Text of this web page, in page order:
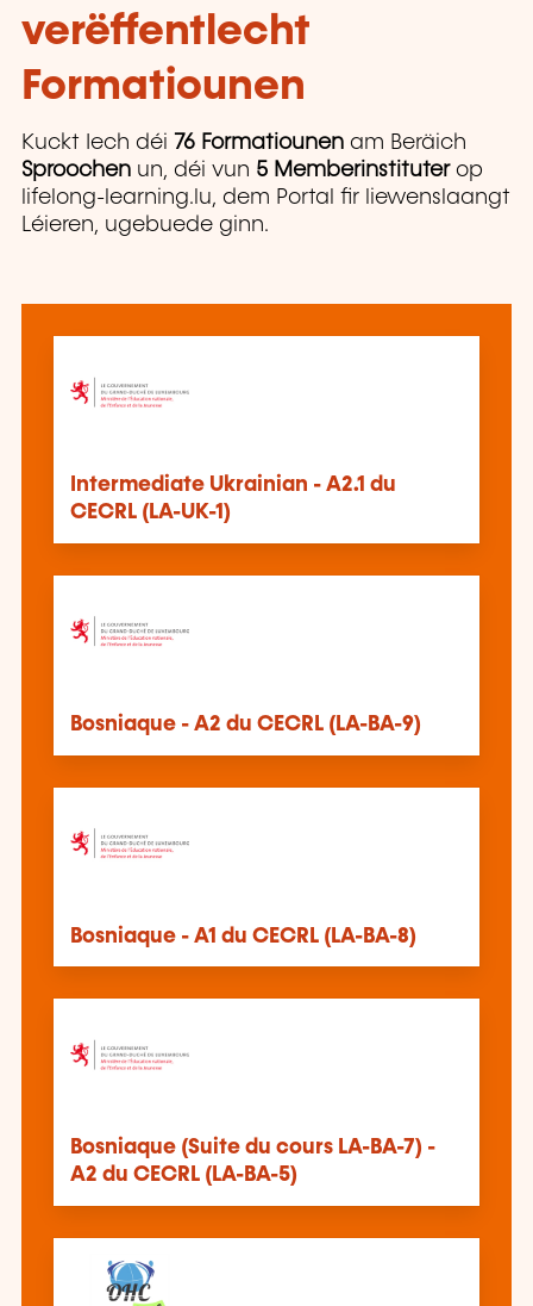
verëffentlecht
Formatiounen
Kuckt Iech déi 76 Formatiounen am Beräich
Sproochen un, déi vun 5 Memberinstituter op
lifelong-learning.lu, dem Portal fir liewenslaangt
Léieren, ugebuede ginn.
Intermediate Ukrainian - A2.1 du
CECRL (LA-UK-1)
Bosniaque - A2 du CECRL (LA-BA-9)
Bosniaque - A1 du CECRL (LA-BA-8)
Bosniaque (Suite du cours LA-BA-7) -
A2 du CECRL (LA-BA-5)